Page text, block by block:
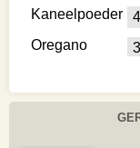
Kaneelpoeder
Oregano